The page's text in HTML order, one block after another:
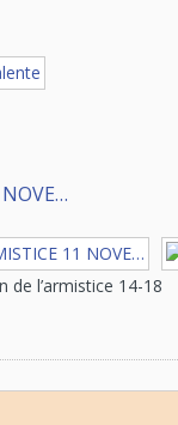
l’armistice 14-18